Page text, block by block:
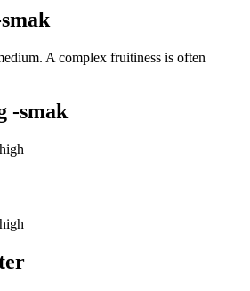
A complex fruitiness is often
-smak